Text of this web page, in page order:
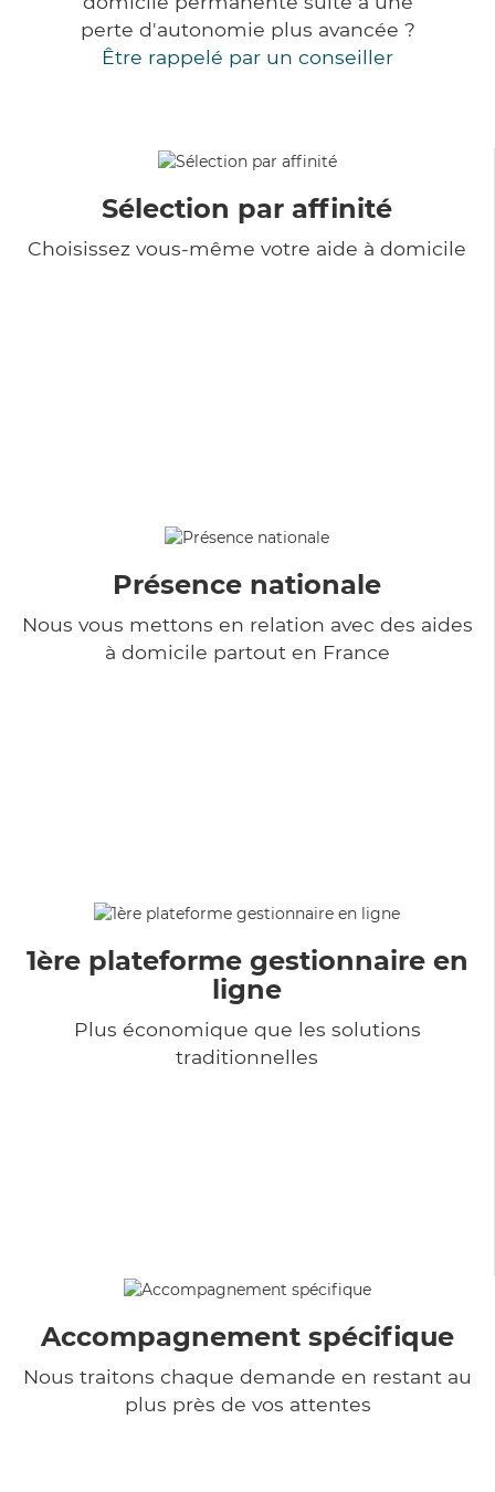
perte d'autonomie plus avancée ?
Être rappelé par un conseiller
Sélection par affinité
Choisissez vous-même votre aide à domicile
Présence nationale
Nous vous mettons en relation avec des aides
à domicile partout en France
1ère plateforme gestionnaire en
ligne
Plus économique que les solutions
traditionnelles
Accompagnement spécifique
Nous traitons chaque demande en restant au
plus près de vos attentes